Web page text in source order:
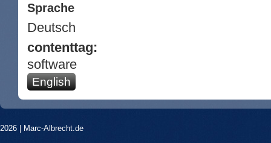
Sprache
Deutsch
contenttag:
software
English
2026 | Marc-Albrecht.de